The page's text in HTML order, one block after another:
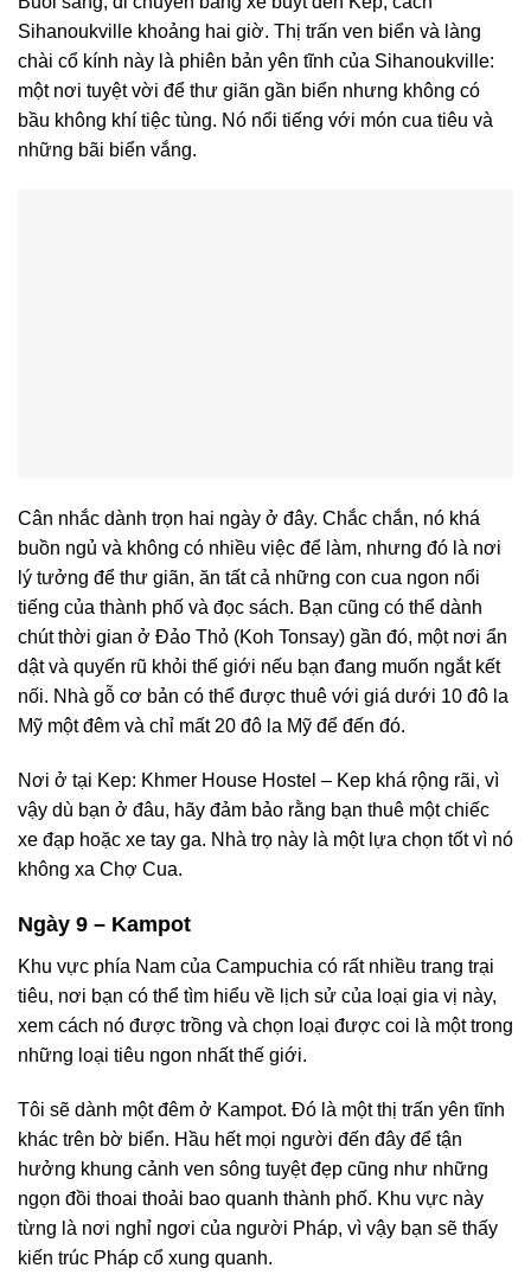
Sihanoukville khoảng hai giờ. Thị trấn ven biển và làng
chài cổ kính này là phiên bản yên tĩnh của Sihanoukville:
một nơi tuyệt vời để thư giãn gần biển nhưng không có
bầu không khí tiệc tùng. Nó nổi tiếng với món cua tiêu và
những bãi biển vắng.
Cân nhắc dành trọn hai ngày ở đây. Chắc chắn, nó khá
buồn ngủ và không có nhiều việc để làm, nhưng đó là nơi
lý tưởng để thư giãn, ăn tất cả những con cua ngon nổi
tiếng của thành phố và đọc sách. Bạn cũng có thể dành
chút thời gian ở Đảo Thỏ (Koh Tonsay) gần đó, một nơi ẩn
dật và quyến rũ khỏi thế giới nếu bạn đang muốn ngắt kết
nối. Nhà gỗ cơ bản có thể được thuê với giá dưới 10 đô la
Mỹ một đêm và chỉ mất 20 đô la Mỹ để đến đó.
Nơi ở tại Kep: Khmer House Hostel – Kep khá rộng rãi, vì
vậy dù bạn ở đâu, hãy đảm bảo rằng bạn thuê một chiếc
xe đạp hoặc xe tay ga. Nhà trọ này là một lựa chọn tốt vì nó
không xa Chợ Cua.
Ngày 9 – Kampot
Khu vực phía Nam của Campuchia có rất nhiều trang trại
tiêu, nơi bạn có thể tìm hiểu về lịch sử của loại gia vị này,
xem cách nó được trồng và chọn loại được coi là một trong
những loại tiêu ngon nhất thế giới.
Tôi sẽ dành một đêm ở Kampot. Đó là một thị trấn yên tĩnh
khác trên bờ biển. Hầu hết mọi người đến đây để tận
hưởng khung cảnh ven sông tuyệt đẹp cũng như những
ngọn đồi thoai thoải bao quanh thành phố. Khu vực này
từng là nơi nghỉ ngơi của người Pháp, vì vậy bạn sẽ thấy
kiến trúc Pháp cổ xung quanh.